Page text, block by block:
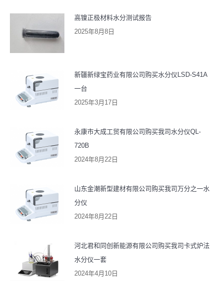
高镍正极材料水分测试报告
2025年8月8日
新疆新绿宝药业有限公司购买水分仪LSD-S41A
一台
2025年3月17日
永康市大成工贸有限公司购买我司水分仪QL-
720B
2024年8月22日
山东金潮新型建材有限公司购买我司万分之一水
分仪
2024年8月22日
河北君和同创新能源有限公司购买我司卡式炉法
水分仪一套
2024年4月10日